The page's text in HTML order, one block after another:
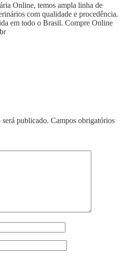
Online, temos ampla linha de
com qualidade e procedência.
em todo o Brasil. Compre Online
será publicado. Campos obrigatórios